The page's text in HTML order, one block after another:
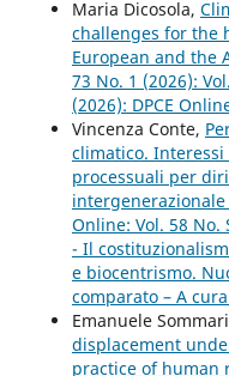
Maria Dicosola,
challenges for the
European and the
73 No. 1 (2026):
(2026): DPCE
Vincenza Conte,
climatico.
processuali per
Online: Vol. 58 No.
- Il
e biocentrismo.
comparato – A
Emanuele
displacement
practice of human